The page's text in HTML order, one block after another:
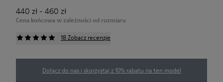
440 zł - 460 zł
Cena końcowa w zależności od rozmiaru
18 Zobacz recenzje
Dołącz do nas i skorzystaj z 10% rabatu na ten model